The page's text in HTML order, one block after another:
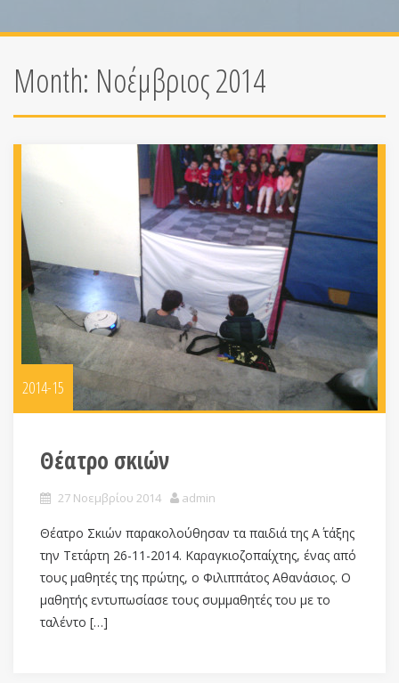
Month: Νοέμβριος 2014
2014-15
Θέατρο σκιών
27 Νοεμβρίου 2014 admin
Θέατρο Σκιών παρακολούθησαν τα παιδιά της Α΄ τάξης
την Τετάρτη 26-11-2014. Καραγκιοζοπαίχτης, ένας από
τους μαθητές της πρώτης, ο Φιλιππάτος Αθανάσιος. Ο
μαθητής εντυπωσίασε τους συμμαθητές του με το
ταλέντο […]